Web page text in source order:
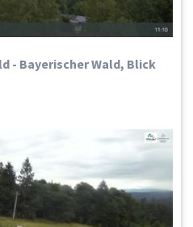
- Bayerischer Wald, Blick